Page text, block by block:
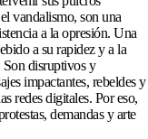
vandalismo, son una
a la opresión. Una
a su rapidez y a la
Son disruptivos y
impactantes, rebeldes y
redes digitales. Por eso,
demandas y arte